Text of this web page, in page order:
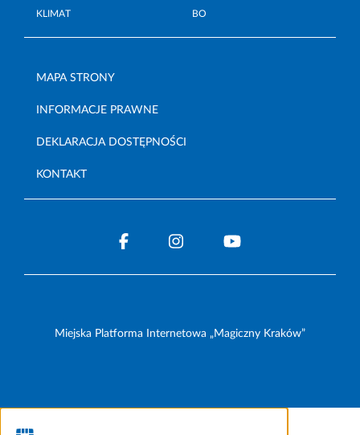
KLIMAT BO
MAPA STRONY
INFORMACJE PRAWNE
DEKLARACJA DOSTĘPNOŚCI
KONTAKT
Miejska Platforma Internetowa „Magiczny Kraków”